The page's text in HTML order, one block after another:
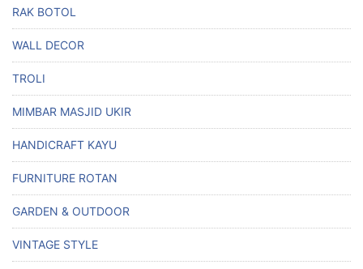
RAK BOTOL
WALL DECOR
TROLI
MIMBAR MASJID UKIR
HANDICRAFT KAYU
FURNITURE ROTAN
GARDEN & OUTDOOR
VINTAGE STYLE